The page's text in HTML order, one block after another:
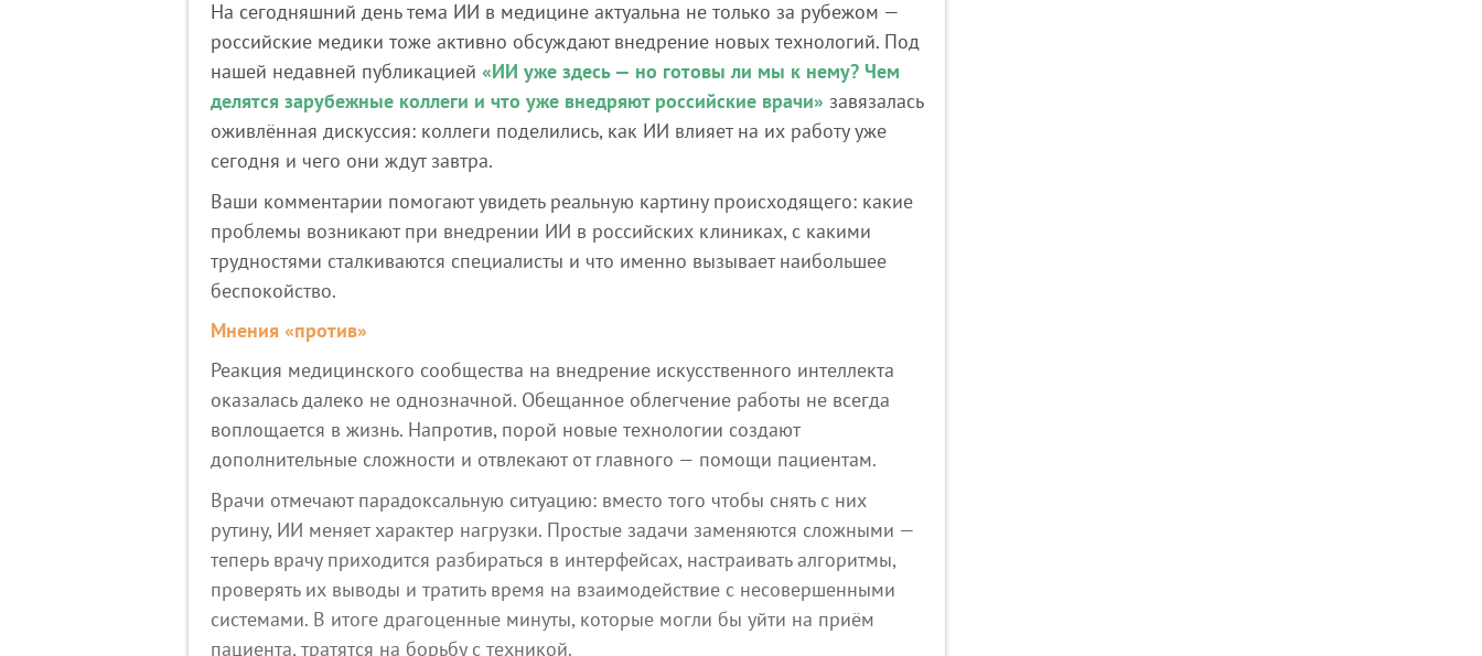
На сегодняшний день тема ИИ в медицине актуальна не только за рубежом —
российские медики тоже активно обсуждают внедрение новых технологий. Под
нашей недавней публикацией «ИИ уже здесь — но готовы ли мы к нему? Чем
делятся зарубежные коллеги и что уже внедряют российские врачи» завязалась
оживлённая дискуссия: коллеги поделились, как ИИ влияет на их работу уже
сегодня и чего они ждут завтра.
Ваши комментарии помогают увидеть реальную картину происходящего: какие
проблемы возникают при внедрении ИИ в российских клиниках, с какими
трудностями сталкиваются специалисты и что именно вызывает наибольшее
беспокойство.
Мнения «против»
Реакция медицинского сообщества на внедрение искусственного интеллекта
оказалась далеко не однозначной. Обещанное облегчение работы не всегда
воплощается в жизнь. Напротив, порой новые технологии создают
дополнительные сложности и отвлекают от главного — помощи пациентам.
Врачи отмечают парадоксальную ситуацию: вместо того чтобы снять с них
рутину, ИИ меняет характер нагрузки. Простые задачи заменяются сложными —
теперь врачу приходится разбираться в интерфейсах, настраивать алгоритмы,
проверять их выводы и тратить время на взаимодействие с несовершенными
системами. В итоге драгоценные минуты, которые могли бы уйти на приём
пациента, тратятся на борьбу с техникой.